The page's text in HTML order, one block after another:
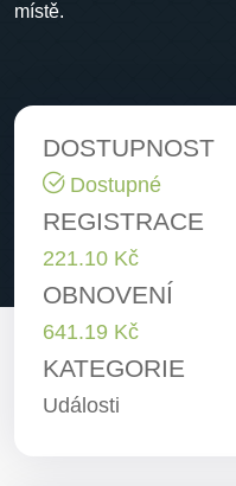
místě.
DOSTUPNOST
Dostupné
REGISTRACE
221.10 Kč
OBNOVENÍ
641.19 Kč
KATEGORIE
Události